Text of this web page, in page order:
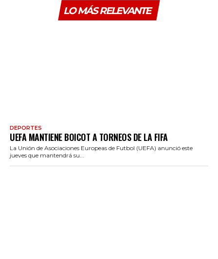
LO MÁS RELEVANTE
DEPORTES
UEFA MANTIENE BOICOT A TORNEOS DE LA FIFA
La Unión de Asociaciones Europeas de Futbol (UEFA) anunció este
jueves que mantendrá su...